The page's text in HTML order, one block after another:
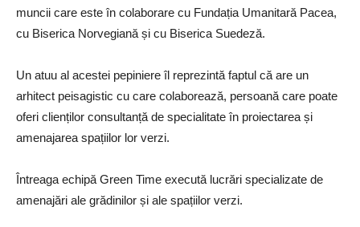
muncii care este în colaborare cu Fundația Umanitară Pacea,
cu Biserica Norvegiană și cu Biserica Suedeză.
Un atuu al acestei pepiniere îl reprezintă faptul că are un
arhitect peisagistic cu care colaborează, persoană care poate
oferi clienților consultanță de specialitate în proiectarea și
amenajarea spațiilor lor verzi.
Întreaga echipă Green Time execută lucrări specializate de
amenajări ale grădinilor și ale spațiilor verzi.